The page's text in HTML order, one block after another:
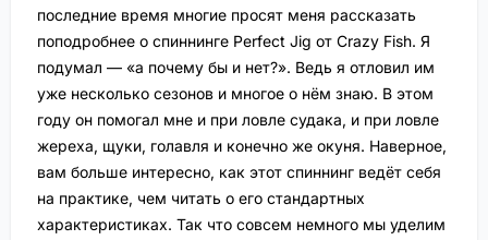
последние время многие просят меня рассказать
поподробнее о спиннинге Perfect Jig от Crazy Fish. Я
подумал — «а почему бы и нет?». Ведь я отловил им
уже несколько сезонов и многое о нём знаю. В этом
году он помогал мне и при ловле судака, и при ловле
жереха, щуки, голавля и конечно же окуня. Наверное,
вам больше интересно, как этот спиннинг ведёт себя
на практике, чем читать о его стандартных
характеристиках. Так что совсем немного мы уделим